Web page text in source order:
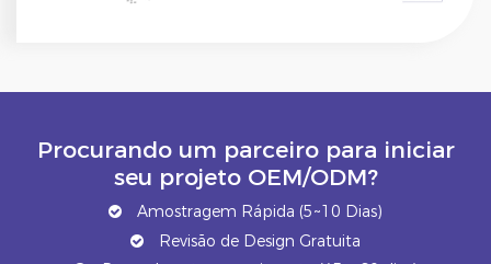
Procurando um parceiro para iniciar
seu projeto OEM/ODM?
Amostragem Rápida (5~10 Dias)
Revisão de Design Gratuita